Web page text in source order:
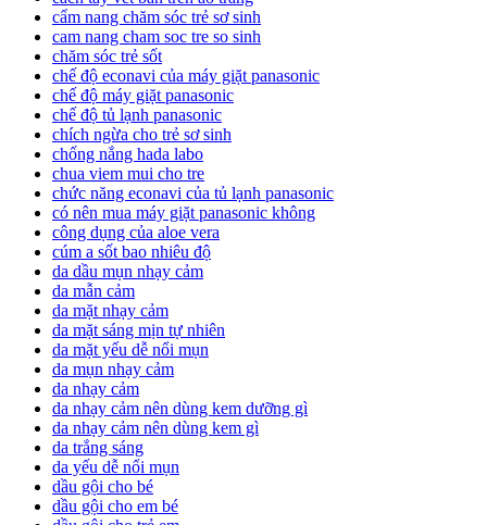
cẩm nang chăm sóc trẻ sơ sinh
cam nang cham soc tre so sinh
chăm sóc trẻ sốt
chế độ econavi của máy giặt panasonic
chế độ máy giặt panasonic
chế độ tủ lạnh panasonic
chích ngừa cho trẻ sơ sinh
chống nắng hada labo
chua viem mui cho tre
chức năng econavi của tủ lạnh panasonic
có nên mua máy giặt panasonic không
công dụng của aloe vera
cúm a sốt bao nhiêu độ
da dầu mụn nhạy cảm
da mẫn cảm
da mặt nhạy cảm
da mặt sáng mịn tự nhiên
da mặt yếu dễ nổi mụn
da mụn nhạy cảm
da nhạy cảm
da nhạy cảm nên dùng kem dưỡng gì
da nhạy cảm nên dùng kem gì
da trắng sáng
da yếu dễ nổi mụn
dầu gội cho bé
dầu gội cho em bé